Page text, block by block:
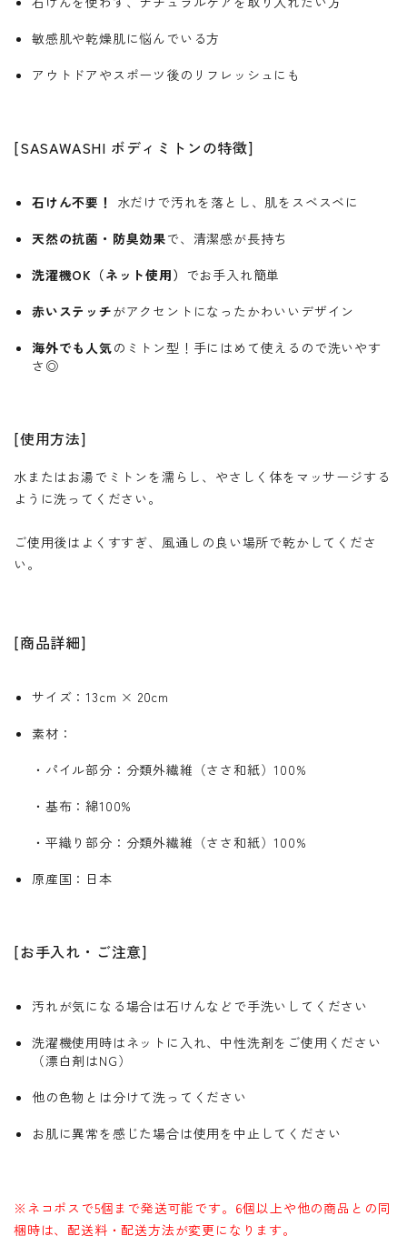
敏感肌や乾燥肌に悩んでいる方
アウトドアやスポーツ後のリフレッシュにも
[SASAWASHI ボディミトンの特徴]
石けん不要！
水だけで汚れを落とし、肌をスベスベに
天然の抗菌・防臭効果で、清潔感が長持ち
洗濯機OK（ネット使用） でお手入れ簡単
赤いステッチがアクセントになったかわいいデザイン
海外でも人気のミトン型！手にはめて使えるので洗いやす
さ◎
[使用方法]
水またはお湯でミトンを濡らし、やさしく体をマッサージする
ように洗ってください。
ご使用後はよくすすぎ、風通しの良い場所で乾かしてくださ
い。
[商品詳細]
サイズ：13cm × 20cm
素材：
・パイル部分：分類外繊維（ささ和紙）100%
・基布：綿100%
・平織り部分：分類外繊維（ささ和紙）100%
原産国：日本
[お手入れ・ご注意]
汚れが気になる場合は石けんなどで手洗いしてください
洗濯機使用時はネットに入れ、中性洗剤をご使用ください
（漂白剤はNG）
他の色物とは分けて洗ってください
お肌に異常を感じた場合は使用を中止してください
※ネコポスで5個まで発送可能です。6個以上や他の商品との同
梱時は、配送料・配送方法が変更になります。